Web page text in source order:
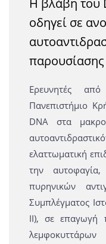
οδηγεί σε
Ερευνητές
Πανεπιστήμιο
DNA στα
ελαττωματική
την
πυρηνικών
Συμπλέγματος
II), σε επαγωγή